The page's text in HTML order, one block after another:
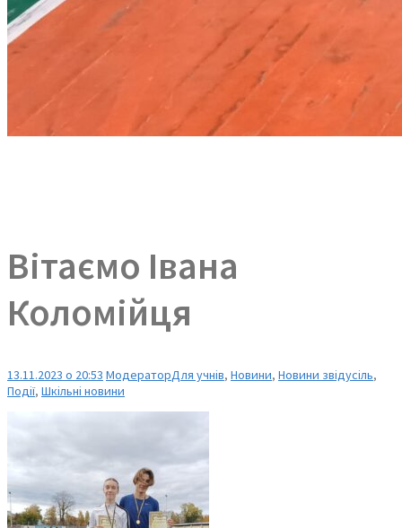
Вітаємо Івана
Коломійця
13.11.2023 о 20:53 МодераторДля учнів, Новини, Новини звідусіль,
Події, Шкільні новини